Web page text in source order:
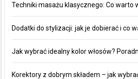
Techniki masażu klasycznego: Co warto
Dodatki do stylizacji: jak je dobierać i co
Jak wybrać idealny kolor włosów?
Korektory z dobrym składem – jak